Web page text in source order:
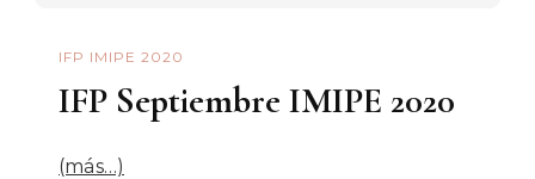
IFP IMIPE 2020
IFP Septiembre IMIPE 2020
(más…)